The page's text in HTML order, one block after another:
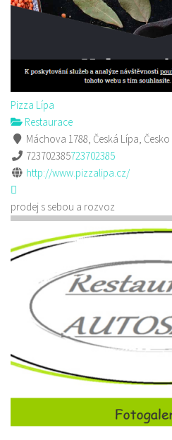
Pizza Lípa
Restaurace
Máchova 1788, Česká Lípa, Česko
723702385723702385
http://www.pizzalipa.cz/
prodej s sebou a rozvoz